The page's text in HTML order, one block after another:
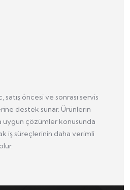
öncesi ve sonrası servis
destek sunar. Ürünlerin
uygun çözümler konusunda
iş süreçlerinin daha verimli